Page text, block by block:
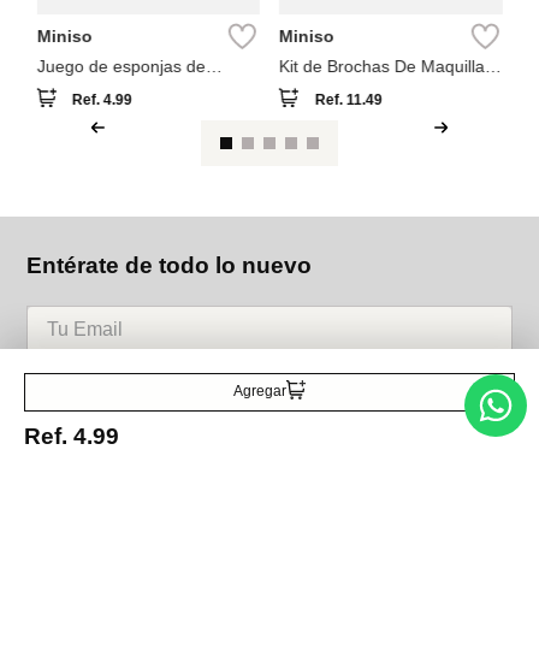
Agregar
Ref. 4.99
Miniso
Juego de esponjas de
maquillaje
Ref.4.99
Miniso
Kit de Brochas De Maquillaje
Con estuche (2 modelos)
Ref. 11.49
Entérate de todo lo nuevo
Acepto la política de tratamiento de datos personales Suscribirse
Acerca de nosotros